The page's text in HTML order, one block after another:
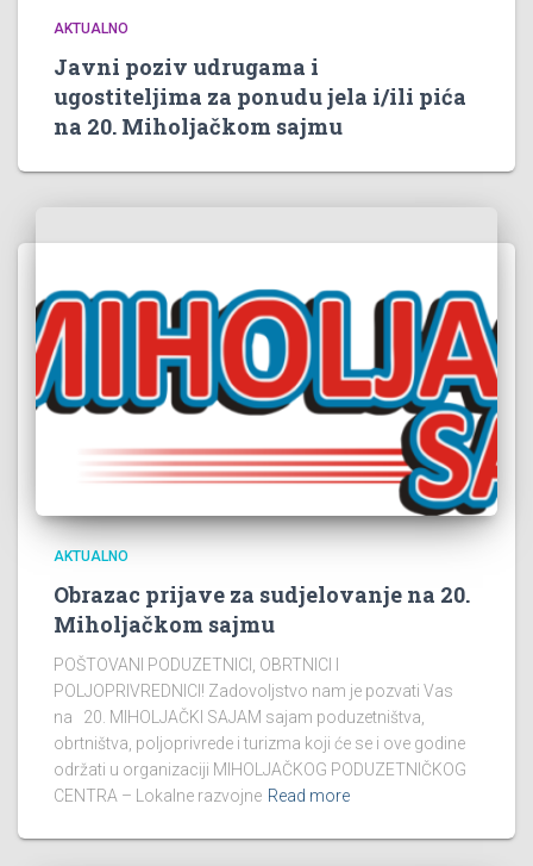
AKTUALNO
Javni poziv udrugama i
ugostiteljima za ponudu jela i/ili pića
na 20. Miholjačkom sajmu
AKTUALNO
Obrazac prijave za sudjelovanje na 20.
Miholjačkom sajmu
POŠTOVANI PODUZETNICI, OBRTNICI I
POLJOPRIVREDNICI! Zadovoljstvo nam je pozvati Vas
na 20. MIHOLJAČKI SAJAM sajam poduzetništva,
obrtništva, poljoprivrede i turizma koji će se i ove godine
održati u organizaciji MIHOLJAČKOG PODUZETNIČKOG
CENTRA – Lokalne razvojne Read more